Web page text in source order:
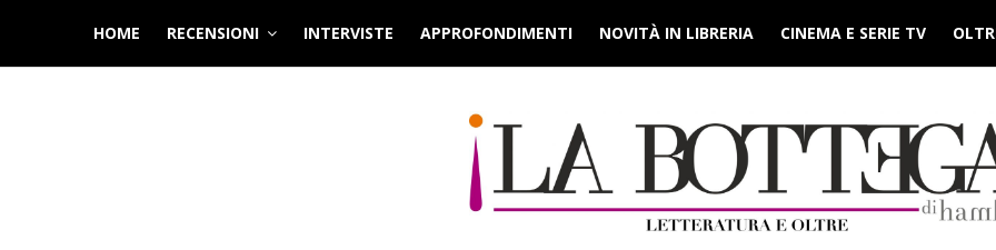
content
HOME RECENSIONI INTERVISTE APPROFONDIMENTI NOVITÀ IN LIBRERIA CINEMA E SERIE TV